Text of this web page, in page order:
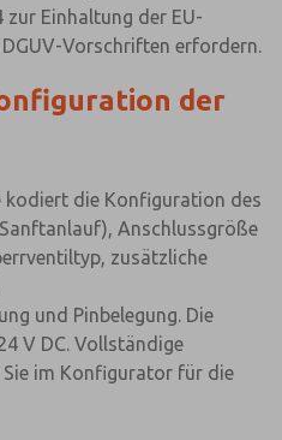
zur Einhaltung der EU-
Vorschriften erfordern.
der
kodiert die Konfiguration des
Anschlussgröße
zusätzliche
und Pinbelegung. Die
V DC. Vollständige
im Konfigurator für die